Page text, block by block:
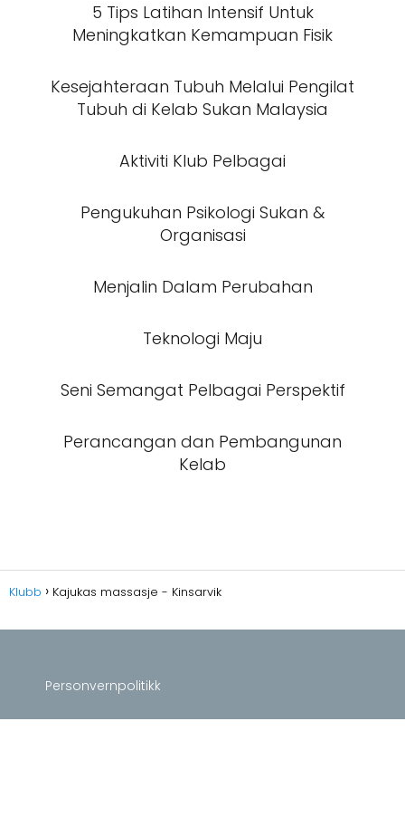
5 Tips Latihan Intensif Untuk
Meningkatkan Kemampuan Fisik
Kesejahteraan Tubuh Melalui Pengilat
Tubuh di Kelab Sukan Malaysia
Aktiviti Klub Pelbagai
Pengukuhan Psikologi Sukan &
Organisasi
Menjalin Dalam Perubahan
Teknologi Maju
Seni Semangat Pelbagai Perspektif
Perancangan dan Pembangunan
Kelab
Klubb Kajukas massasje - Kinsarvik
Personvernpolitikk